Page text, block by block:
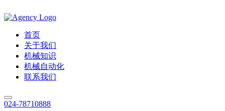
首页
关于我们
机械知识
机械自动化
联系我们
024-78710888